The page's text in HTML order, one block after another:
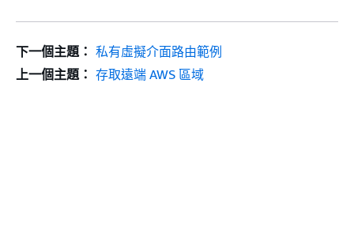
下一個主題： 私有虛擬介面路由範例
上一個主題： 存取遠端 AWS 區域